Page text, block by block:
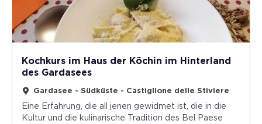
Kochkurs im Haus der Köchin im Hinterland
des Gardasees
Gardasee - Südküste - Castiglione delle Stiviere
Eine Erfahrung, die all jenen gewidmet ist, die in die
Kultur und die kulinarische Tradition des Bel Paese